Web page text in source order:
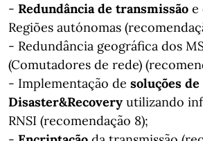
- Redundância de transmissão e
Regiões autónomas
- Redundância geográfica dos
(Comutadores de rede)
- Implementação de soluções de
Disaster&Recovery utilizando
RNSI (recomendação 8);